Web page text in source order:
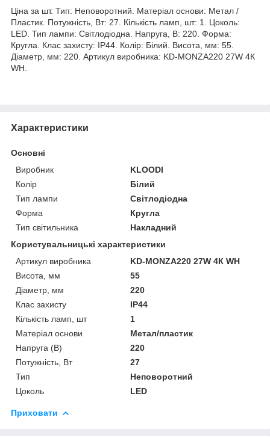
Ціна за шт. Тип: Неповоротний. Матеріал основи: Метал /
Пластик. Потужність, Вт: 27. Кількість ламп, шт: 1. Цоколь:
LED. Тип лампи: Світлодіодна. Напруга, В: 220. Форма:
Кругла. Клас захисту: IP44. Колір: Білий. Висота, мм: 55.
Діаметр, мм: 220. Артикул виробника: KD-MONZA220 27W 4К
WH.
Характеристики
Основні
Виробник
KLOODI
Колір
Білий
Тип лампи
Світлодіодна
Форма
Кругла
Тип світильника
Накладний
Користувальницькі характеристики
Артикул виробника
KD-MONZA220 27W 4К WH
Висота, мм
55
Діаметр, мм
220
Клас захисту
IP44
Кількість ламп, шт
1
Матеріал основи
Метал/пластик
Напруга (В)
220
Потужність, Вт
27
Тип
Неповоротний
Цоколь
LED
Приховати